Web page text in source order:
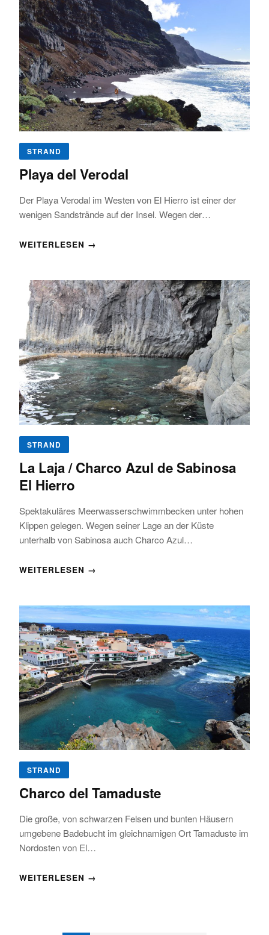
STRAND
Playa del Verodal
Der Playa Verodal im Westen von El Hierro ist einer der
wenigen Sandstrände auf der Insel. Wegen der…
WEITERLESEN →
STRAND
La Laja / Charco Azul de Sabinosa
El Hierro
Spektakuläres Meerwasserschwimmbecken unter hohen
Klippen gelegen. Wegen seiner Lage an der Küste
unterhalb von Sabinosa auch Charco Azul…
WEITERLESEN →
STRAND
Charco del Tamaduste
Die große, von schwarzen Felsen und bunten Häusern
umgebene Badebucht im gleichnamigen Ort Tamaduste im
Nordosten von El…
WEITERLESEN →